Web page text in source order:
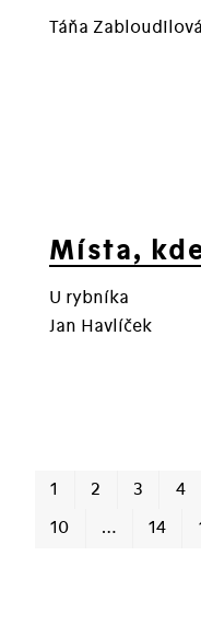
Táňa Zabloudilová
Místa,
U rybníka
Jan Havlíček
1 2 3 4
10
… 14